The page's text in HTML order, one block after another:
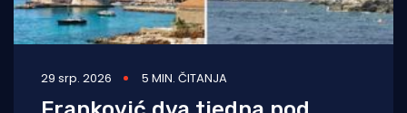
29 srp. 2026 5 MIN. ČITANJA